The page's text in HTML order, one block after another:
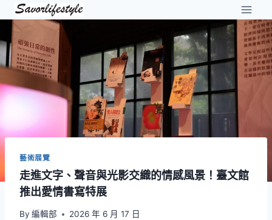
Skip
content
藝術展覽
走進文字、聲音與光影交織的情感風景！臺文館
推出愛情書寫特展
By 編輯部 2026 年 6 月 17 日